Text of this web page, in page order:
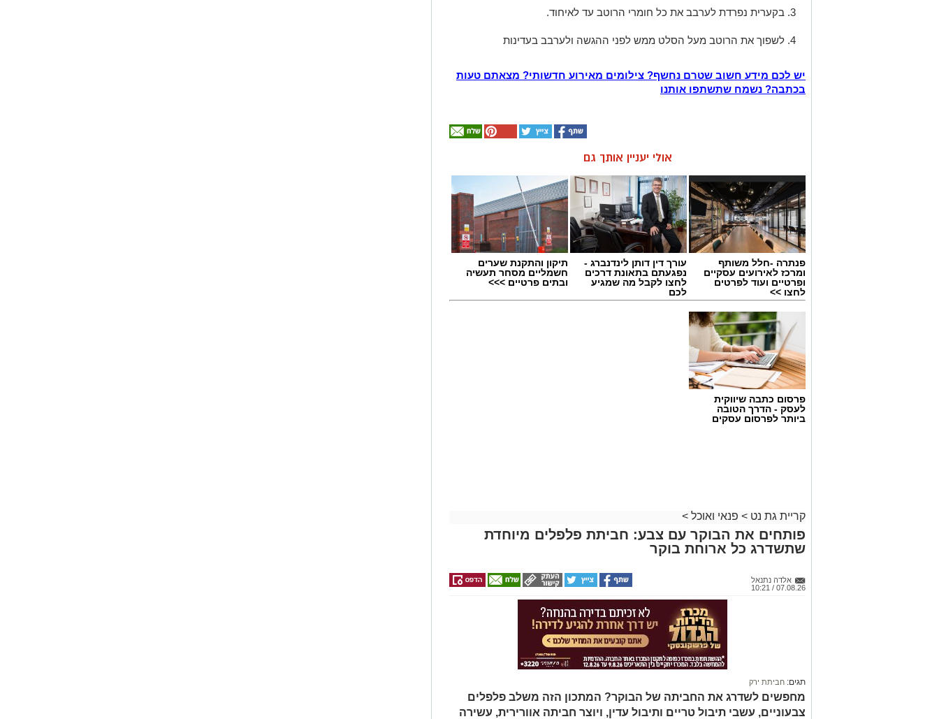
בקערית נפרדת לערבב את כל חומרי הרוטב עד לאיחוד.
לשפוך את הרוטב מעל הסלט ממש לפני ההגשה ולערבב בעדינות
יש לכם מידע חשוב שטרם נחשף? צילומים מאירוע חדשותי? מצאתם טעות
בכתבה? נשמח שתשתפו אותנו
אולי יעניין אותך גם
פנתרה -חלל משותף
ומרכז לאירועים עסקיים
ופרטיים ועוד לפרטים
לחצו >>
עורך דין דותן לינדנברג -
נפגעתם בתאונת דרכים
לחצו לקבל מה שמגיע
לכם
תיקון והתקנת שערים
חשמליים מסחר תעשיה
ובתים פרטיים >>>
פרסום כתבה שיווקית
לעסק - הדרך הטובה
ביותר לפרסום עסקים
קריית גת נט > פנאי ואוכל >
פותחים את הבוקר עם צבע: חביתת פלפלים מיוחדת
שתשדרג כל ארוחת בוקר
אלדה נתנאל
07.08.26 / 10:21
תגים: חביתת ירק
מחפשים לשדרג את החביתה של הבוקר? המתכון הזה משלב פלפלים
צבעוניים, עשבי תיבול טריים ותיבול עדין, ויוצר חביתה אוורירית, עשירה